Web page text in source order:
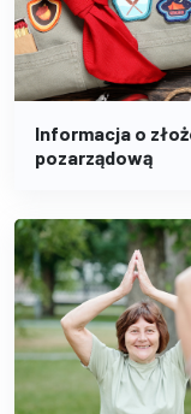
Informacja o
pozarządową